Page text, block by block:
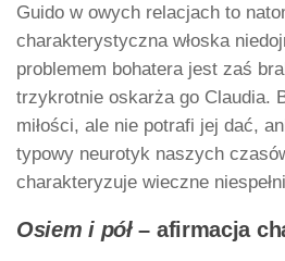
Guido w owych relacjach to
charakterystyczna włoska
problemem bohatera jest zaś
trzykrotnie oskarża go Claudia.
miłości, ale nie potrafi jej dać,
typowy neurotyk naszych
charakteryzuje wieczne
Osiem i pół– afirmacja